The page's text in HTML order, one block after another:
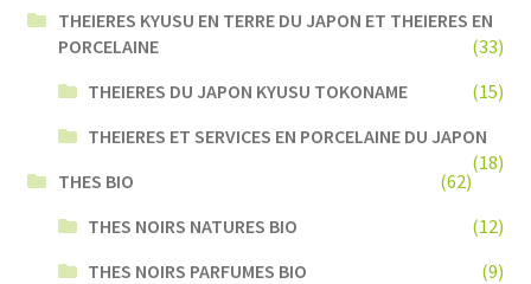
THEIERES KYUSU EN TERRE DU JAPON ET THEIERES EN
PORCELAINE
(33)
THEIERES DU JAPON KYUSU TOKONAME
(15)
THEIERES ET SERVICES EN PORCELAINE DU JAPON
(18)
THES BIO
(62)
THES NOIRS NATURES BIO
(12)
THES NOIRS PARFUMES BIO
(9)